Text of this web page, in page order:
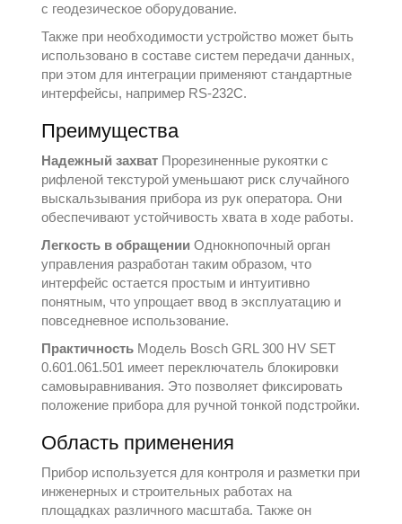
с геодезическое оборудование.
Также при необходимости устройство может быть
использовано в составе систем передачи данных,
при этом для интеграции применяют стандартные
интерфейсы, например RS-232C.
Преимущества
Надежный захват Прорезиненные рукоятки с
рифленой текстурой уменьшают риск случайного
выскальзывания прибора из рук оператора. Они
обеспечивают устойчивость хвата в ходе работы.
Легкость в обращении Однокнопочный орган
управления разработан таким образом, что
интерфейс остается простым и интуитивно
понятным, что упрощает ввод в эксплуатацию и
повседневное использование.
Практичность Модель Bosch GRL 300 HV SET
0.601.061.501 имеет переключатель блокировки
самовыравнивания. Это позволяет фиксировать
положение прибора для ручной тонкой подстройки.
Область применения
Прибор используется для контроля и разметки при
инженерных и строительных работах на
площадках различного масштаба. Также он